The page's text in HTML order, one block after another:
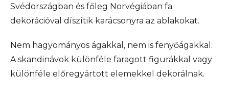
Svédországban és főleg Norvégiában fa
dekorációval díszítik karácsonyra az ablakokat.
Nem hagyományos ágakkal, nem is fenyőágakkal.
A skandinávok különféle faragott figurákkal vagy
különféle előregyártott elemekkel dekorálnak.